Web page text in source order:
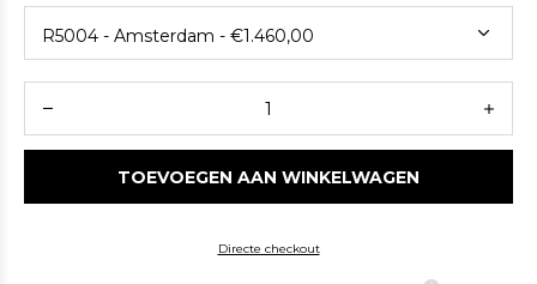
TOEVOEGEN AAN WINKELWAGEN
Directe checkout